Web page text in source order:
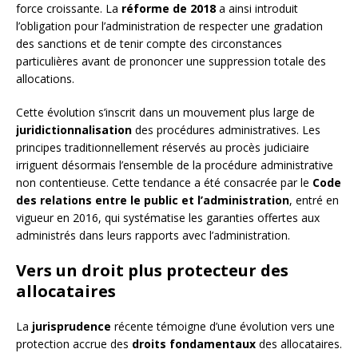
force croissante. La réforme de 2018 a ainsi introduit
l’obligation pour l’administration de respecter une gradation
des sanctions et de tenir compte des circonstances
particulières avant de prononcer une suppression totale des
allocations.
Cette évolution s’inscrit dans un mouvement plus large de
juridictionnalisation des procédures administratives. Les
principes traditionnellement réservés au procès judiciaire
irriguent désormais l’ensemble de la procédure administrative
non contentieuse. Cette tendance a été consacrée par le Code
des relations entre le public et l’administration, entré en
vigueur en 2016, qui systématise les garanties offertes aux
administrés dans leurs rapports avec l’administration.
Vers un droit plus protecteur des
allocataires
La jurisprudence récente témoigne d’une évolution vers une
protection accrue des droits fondamentaux des allocataires.